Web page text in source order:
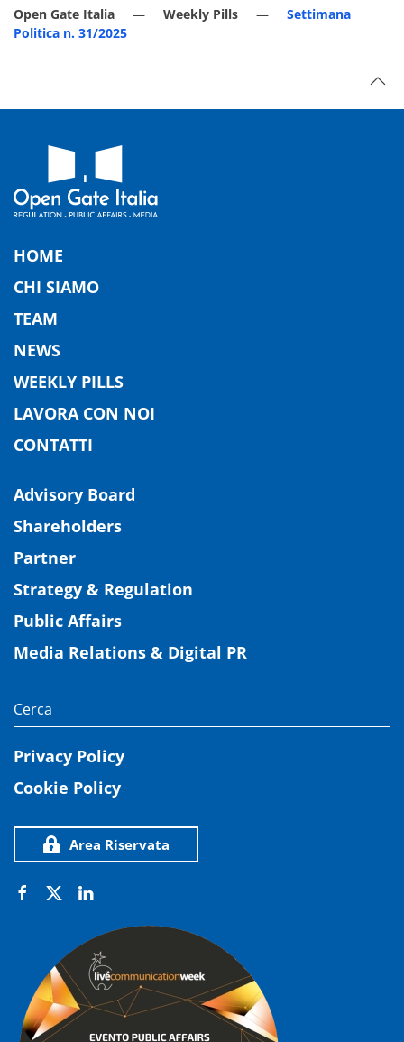
Open Gate Italia Weekly Pills
Settimana
Politica n. 31/2025
HOME
CHI SIAMO
TEAM
NEWS
WEEKLY PILLS
LAVORA CON NOI
CONTATTI
Advisory Board
Shareholders
Partner
Strategy & Regulation
Public Affairs
Media Relations & Digital PR
Privacy Policy
Cookie Policy
Area Riservata